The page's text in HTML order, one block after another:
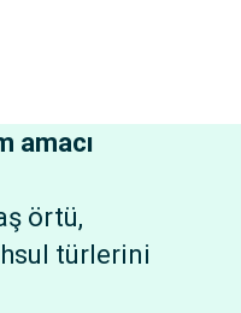
amacı
örtü,
türlerini